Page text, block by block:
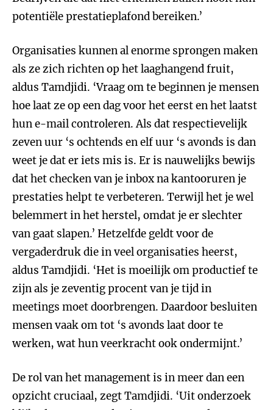
potentiële prestatieplafond bereiken.’
Organisaties kunnen al enorme sprongen maken
als ze zich richten op het laaghangend fruit,
aldus Tamdjidi. ‘Vraag om te beginnen je mensen
hoe laat ze op een dag voor het eerst en het laatst
hun e-mail controleren. Als dat respectievelijk
zeven uur ‘s ochtends en elf uur ‘s avonds is dan
weet je dat er iets mis is. Er is nauwelijks bewijs
dat het checken van je inbox na kantooruren je
prestaties helpt te verbeteren. Terwijl het je wel
belemmert in het herstel, omdat je er slechter
van gaat slapen.’ Hetzelfde geldt voor de
vergaderdruk die in veel organisaties heerst,
aldus Tamdjidi. ‘Het is moeilijk om productief te
zijn als je zeventig procent van je tijd in
meetings moet doorbrengen. Daardoor besluiten
mensen vaak om tot ‘s avonds laat door te
werken, wat hun veerkracht ook ondermijnt.’
De rol van het management is in meer dan een
opzicht cruciaal, zegt Tamdjidi. ‘Uit onderzoek